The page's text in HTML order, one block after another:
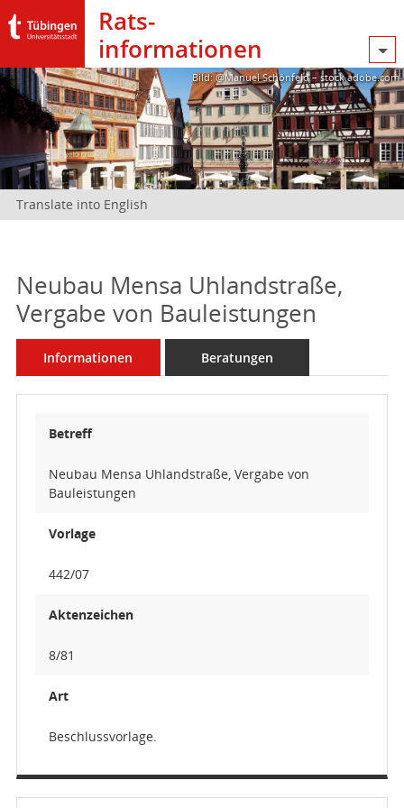
Rats­
informationen
Bild: @Manuel Schönfeld – stock.adobe.com
Translate into English
Neubau Mensa Uhlandstraße,
Vergabe von Bauleistungen
Informationen Beratungen
Betreff
Neubau Mensa Uhlandstraße, Vergabe von
Bauleistungen
Vorlage
442/07
Aktenzeichen
8/81
Art
Beschlussvorlage.